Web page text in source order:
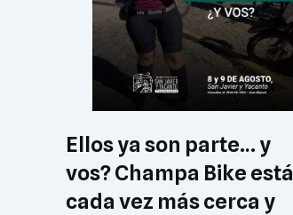
Ellos ya son parte… y
vos? Champa Bike está
cada vez más cerca y